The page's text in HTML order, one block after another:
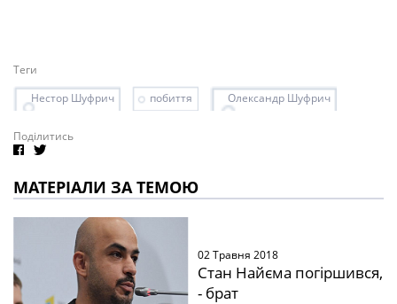
Теги
Нестор Шуфрич
побиття Олександр Шуфрич
Поділитись
МАТЕРІАЛИ ЗА ТЕМОЮ
02 Травня 2018
Стан Найєма погіршився,
- брат